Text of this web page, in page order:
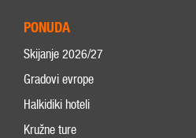
PONUDA
Skijanje 2026/27
Gradovi evrope
Halkidiki hoteli
Kružne ture